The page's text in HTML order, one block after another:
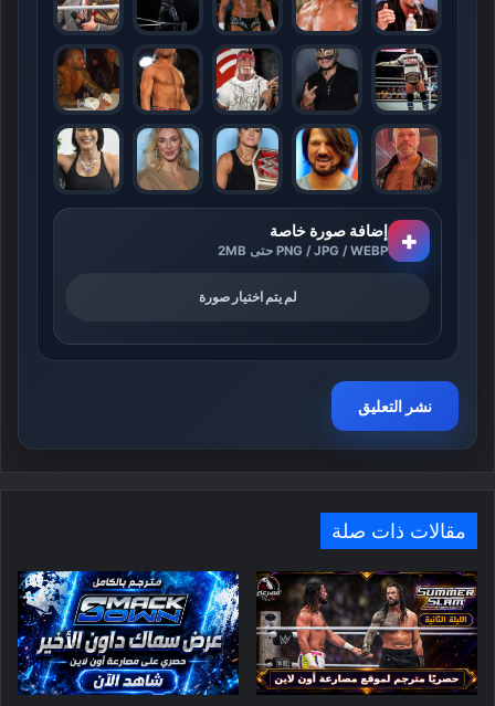
+ إضافة صورة خاصة
PNG / JPG / WEBP حتى 2MB
لم يتم اختيار صورة
مقالات ذات صلة